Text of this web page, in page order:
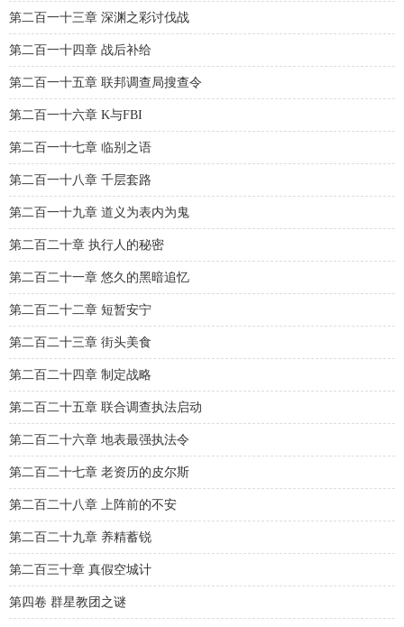
第二百一十三章 深渊之彩讨伐战
第二百一十四章 战后补给
第二百一十五章 联邦调查局搜查令
第二百一十六章 K与FBI
第二百一十七章 临别之语
第二百一十八章 千层套路
第二百一十九章 道义为表内为鬼
第二百二十章 执行人的秘密
第二百二十一章 悠久的黑暗追忆
第二百二十二章 短暂安宁
第二百二十三章 街头美食
第二百二十四章 制定战略
第二百二十五章 联合调查执法启动
第二百二十六章 地表最强执法令
第二百二十七章 老资历的皮尔斯
第二百二十八章 上阵前的不安
第二百二十九章 养精蓄锐
第二百三十章 真假空城计
第四卷 群星教团之谜